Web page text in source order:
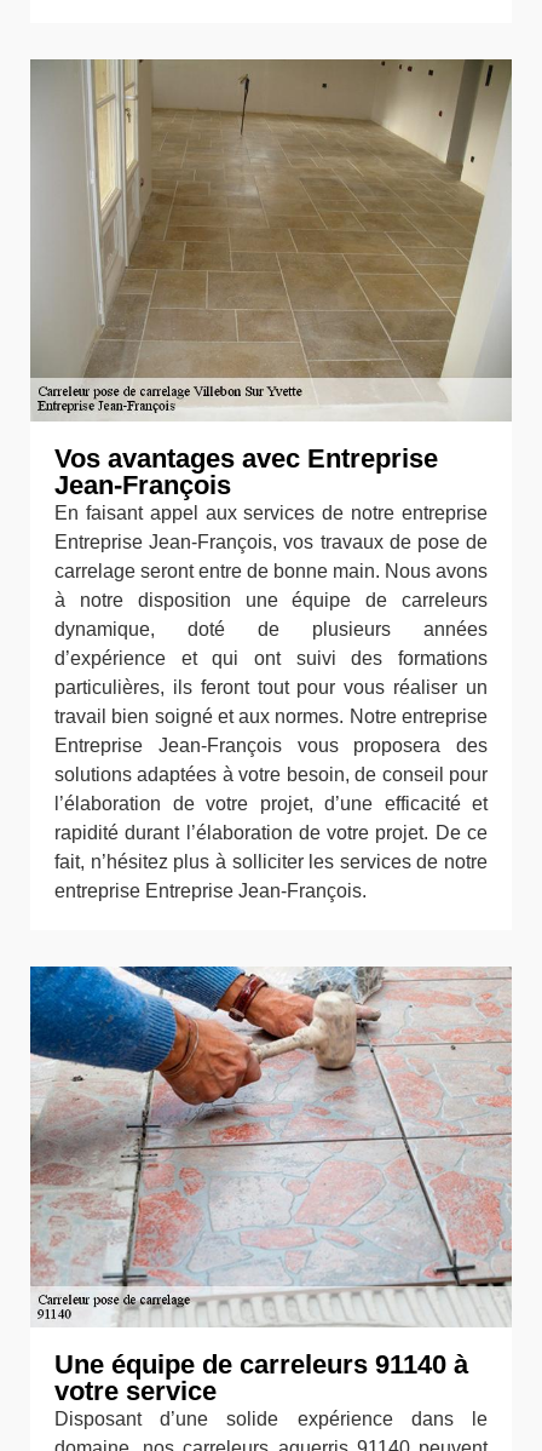
Vos avantages avec Entreprise
Jean-François
En faisant appel aux services de notre entreprise
Entreprise Jean-François, vos travaux de pose de
carrelage seront entre de bonne main. Nous avons
à notre disposition une équipe de carreleurs
dynamique, doté de plusieurs années
d’expérience et qui ont suivi des formations
particulières, ils feront tout pour vous réaliser un
travail bien soigné et aux normes. Notre entreprise
Entreprise Jean-François vous proposera des
solutions adaptées à votre besoin, de conseil pour
l’élaboration de votre projet, d’une efficacité et
rapidité durant l’élaboration de votre projet. De ce
fait, n’hésitez plus à solliciter les services de notre
entreprise Entreprise Jean-François.
Une équipe de carreleurs 91140 à
votre service
Disposant d’une solide expérience dans le